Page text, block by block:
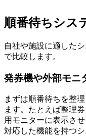
順番待ちシス
自社や施設に適した
で比較します。
発券機や外部モニ
まずは順番待ちを整
ます。たとえば整理
用モニターに表示さ
対応した機能を持つ